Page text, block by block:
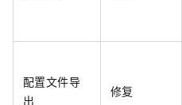
配置文件导
出
修复